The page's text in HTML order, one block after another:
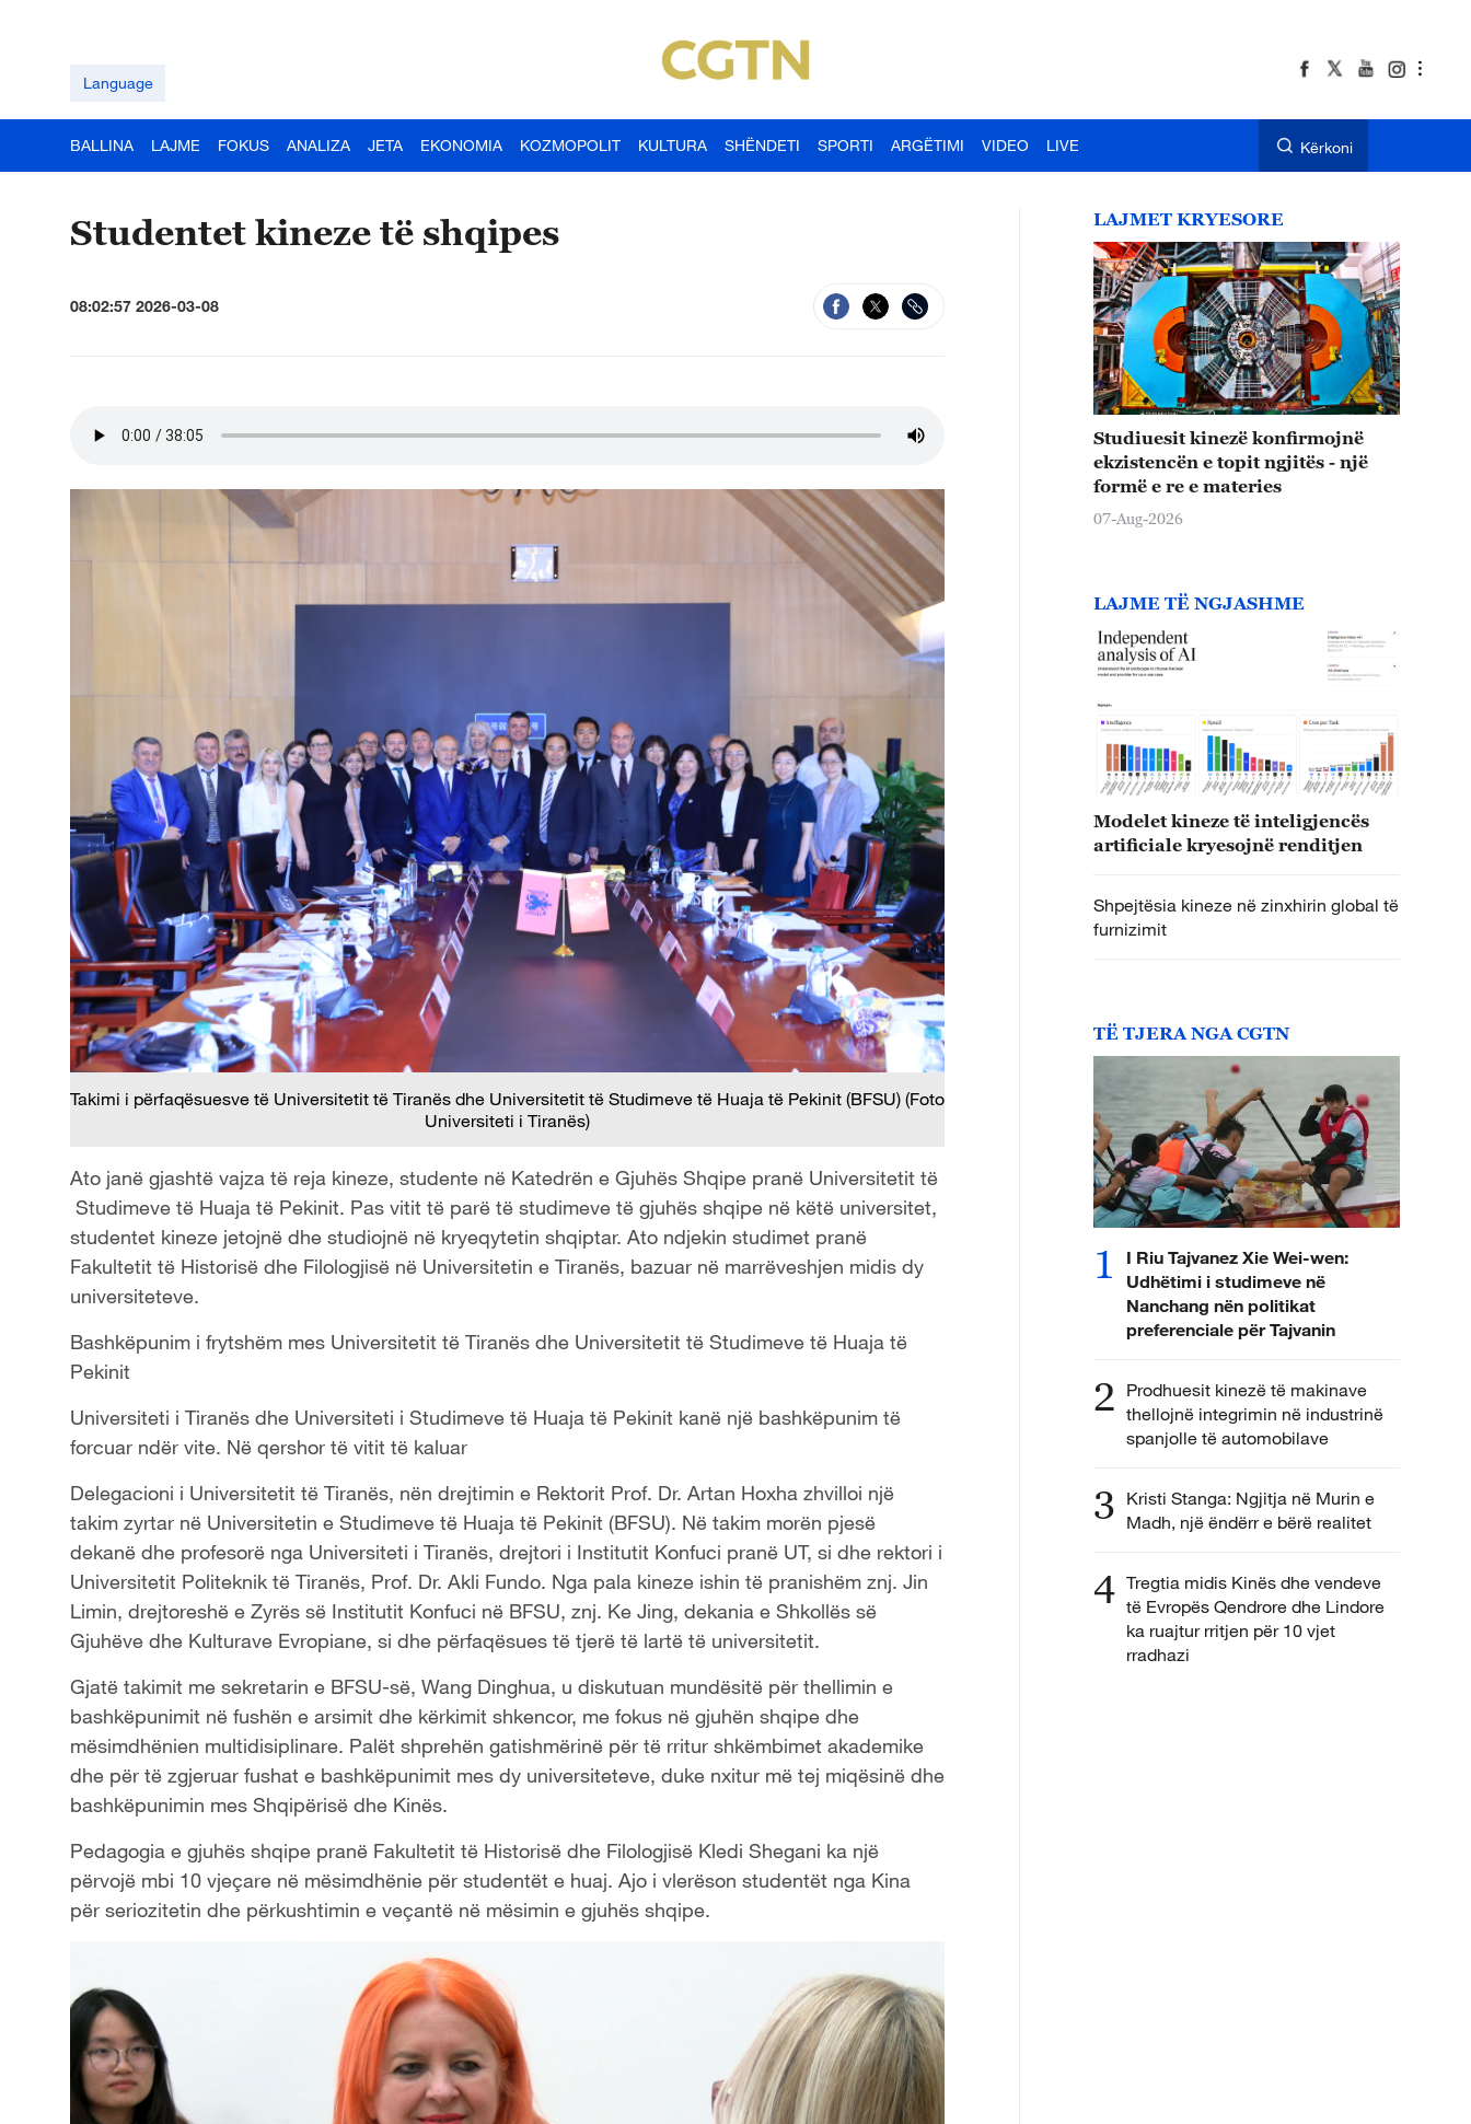
Language
BALLINA LAJME FOKUS ANALIZA JETA EKONOMIA KOZMOPOLIT KULTURA SHËNDETI SPORTI ARGËTIMI VIDEO LIVE Kërkoni
Studentet kineze të shqipes
08:02:57 2026-03-08
Takimi i përfaqësuesve të Universitetit të Tiranës dhe Universitetit të Studimeve të Huaja të Pekinit (BFSU) (Foto
Universiteti i Tiranës)
Ato janë gjashtë vajza të reja kineze, studente në Katedrën e Gjuhës Shqipe pranë Universitetit të
Studimeve të Huaja të Pekinit. Pas vitit të parë të studimeve të gjuhës shqipe në këtë universitet,
studentet kineze jetojnë dhe studiojnë në kryeqytetin shqiptar. Ato ndjekin studimet pranë
Fakultetit të Historisë dhe Filologjisë në Universitetin e Tiranës, bazuar në marrëveshjen midis dy
universiteteve.
Bashkëpunim i frytshëm mes Universitetit të Tiranës dhe Universitetit të Studimeve të Huaja të
Pekinit
Universiteti i Tiranës dhe Universiteti i Studimeve të Huaja të Pekinit kanë një bashkëpunim të
forcuar ndër vite. Në qershor të vitit të kaluar
Delegacioni i Universitetit të Tiranës, nën drejtimin e Rektorit Prof. Dr. Artan Hoxha zhvilloi një
takim zyrtar në Universitetin e Studimeve të Huaja të Pekinit (BFSU). Në takim morën pjesë
dekanë dhe profesorë nga Universiteti i Tiranës, drejtori i Institutit Konfuci pranë UT, si dhe rektori i
Universitetit Politeknik të Tiranës, Prof. Dr. Akli Fundo. Nga pala kineze ishin të pranishëm znj. Jin
Limin, drejtoreshë e Zyrës së Institutit Konfuci në BFSU, znj. Ke Jing, dekania e Shkollës së
Gjuhëve dhe Kulturave Evropiane, si dhe përfaqësues të tjerë të lartë të universitetit.
Gjatë takimit me sekretarin e BFSU-së, Wang Dinghua, u diskutuan mundësitë për thellimin e
bashkëpunimit në fushën e arsimit dhe kërkimit shkencor, me fokus në gjuhën shqipe dhe
mësimdhënien multidisiplinare. Palët shprehën gatishmërinë për të rritur shkëmbimet akademike
dhe për të zgjeruar fushat e bashkëpunimit mes dy universiteteve, duke nxitur më tej miqësinë dhe
bashkëpunimin mes Shqipërisë dhe Kinës.
Pedagogia e gjuhës shqipe pranë Fakultetit të Historisë dhe Filologjisë Kledi Shegani ka një
përvojë mbi 10 vjeçare në mësimdhënie për studentët e huaj. Ajo i vlerëson studentët nga Kina
për seriozitetin dhe përkushtimin e veçantë në mësimin e gjuhës shqipe.
LAJMET KRYESORE
Studiuesit kinezë konfirmojnë
ekzistencën e topit ngjitës - një
formë e re e materies
07-Aug-2026
LAJME TË NGJASHME
Modelet kineze të inteligjencës
artificiale kryesojnë renditjen
Shpejtësia kineze në zinxhirin global të
furnizimit
TË TJERA NGA CGTN
1
I Riu Tajvanez Xie Wei-wen:
Udhëtimi i studimeve në
Nanchang nën politikat
preferenciale për Tajvanin
2 Prodhuesit kinezë të makinave
thellojnë integrimin në industrinë
spanjolle të automobilave
3 Kristi Stanga: Ngjitja në Murin e
Madh, një ëndërr e bërë realitet
4 Tregtia midis Kinës dhe vendeve
të Evropës Qendrore dhe Lindore
ka ruajtur rritjen për 10 vjet
rradhazi